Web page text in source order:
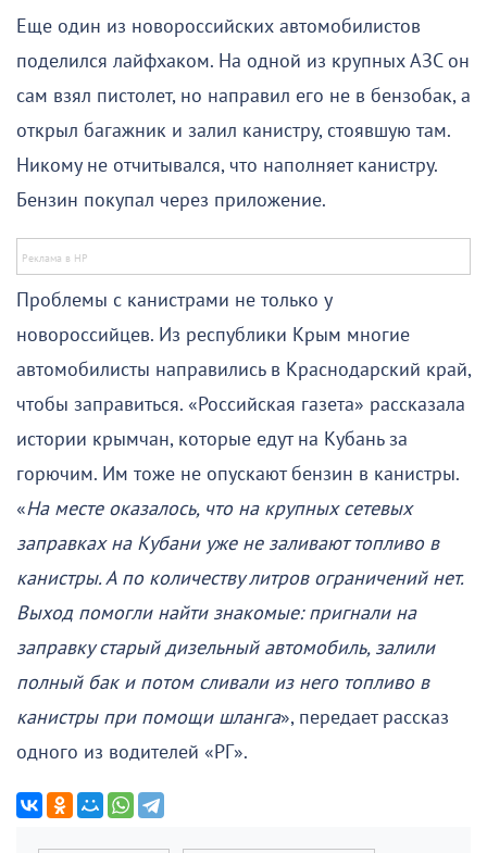
Еще один из новороссийских автомобилистов
поделился лайфхаком. На одной из крупных АЗС он
сам взял пистолет, но направил его не в бензобак, а
открыл багажник и залил канистру, стоявшую там.
Никому не отчитывался, что наполняет канистру.
Бензин покупал через приложение.
Проблемы с канистрами не только у
новороссийцев. Из республики Крым многие
автомобилисты направились в Краснодарский край,
чтобы заправиться. «Российская газета» рассказала
истории крымчан, которые едут на Кубань за
горючим. Им тоже не опускают бензин в канистры.
«На месте оказалось, что на крупных сетевых
заправках на Кубани уже не заливают топливо в
канистры. А по количеству литров ограничений нет.
Выход помогли найти знакомые: пригнали на
заправку старый дизельный автомобиль, залили
полный бак и потом сливали из него топливо в
канистры при помощи шланга», передает рассказ
одного из водителей «РГ».